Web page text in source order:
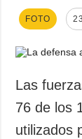
FOTO
Las
76 de los
utilizados